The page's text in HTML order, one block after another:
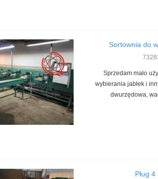
Sortownia do
Sprzedam mało
wybierania jabłek i
dwurzędowa,
Pług